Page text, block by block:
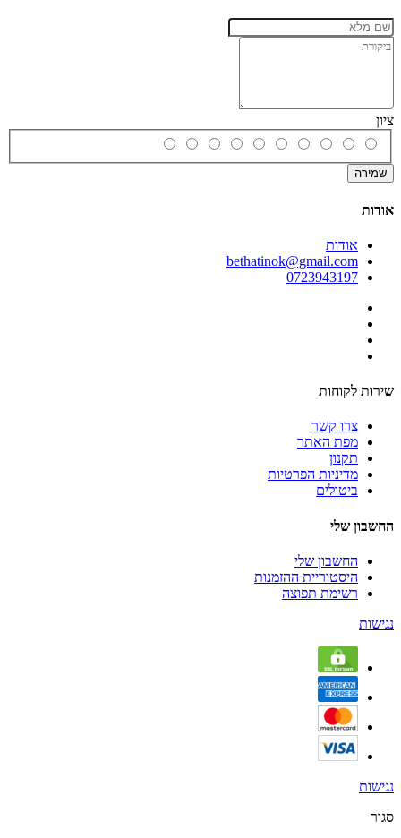
ציון
שמירה
אודות
אודות
bethatinok@gmail.com
0723943197
שירות לקוחות
צרו קשר
מפת האתר
תקנון
מדיניות הפרטיות
ביטולים
החשבון שלי
החשבון שלי
היסטוריית ההזמנות
רשימת תפוצה
נגישות
נגישות
סגור